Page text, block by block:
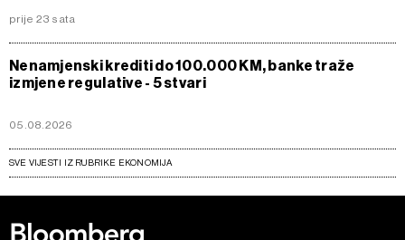
prije 23 sata
Nenamjenski krediti do 100.000 KM, banke traže
izmjene regulative - 5 stvari
05.08.2026
SVE VIJESTI IZ RUBRIKE EKONOMIJA